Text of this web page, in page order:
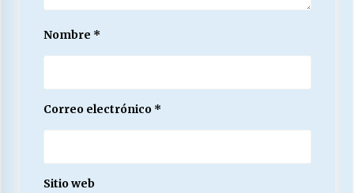
Nombre *
Correo electrónico *
Sitio web